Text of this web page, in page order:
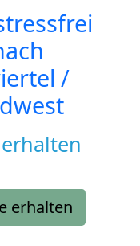
/
erhalten